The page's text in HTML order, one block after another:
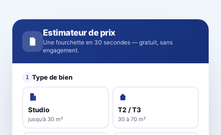
Estimateur de prix
Une fourchette en 30 secondes — gratuit, sans
engagement.
1 Type de bien
Studio
jusqu'à 30 m²
T2 / T3
30 à 70 m²